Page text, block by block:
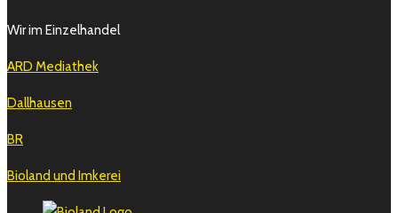
Wir im Einzelhandel
ARD Mediathek
Dallhausen
BR
Bioland und Imkerei